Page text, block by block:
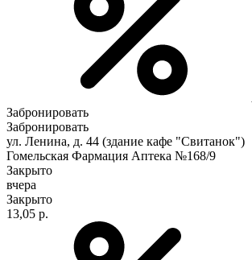
Забронировать
Забронировать
ул. Ленина, д. 44 (здание кафе "Свитанок")
Гомельская Фармация Аптека №168/9
Закрыто
вчера
Закрыто
13,05 р.